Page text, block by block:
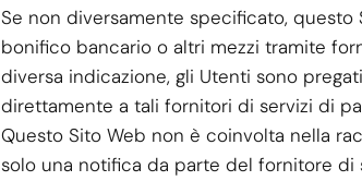
Se non diversamente specificato,
bonifico bancario o altri mezzi tramite
diversa indicazione, gli Utenti sono
direttamente a tali fornitori di servizi di
Questo Sito Web non è coinvolta nella
solo una notifica da parte del fornitore